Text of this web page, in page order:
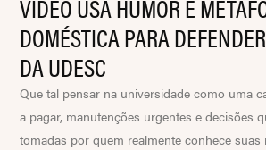
VÍDEO USA HUMOR E
DOMÉSTICA PARA
DA UDESC
Que tal pensar na universidade como uma
a pagar, manutenções urgentes e decisões
tomadas por quem realmente conhece suas